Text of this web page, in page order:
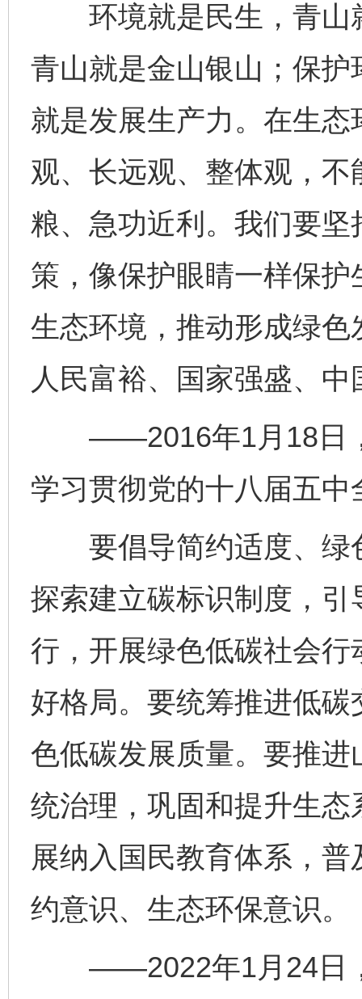
环境就是民生，青山
青山就是金山银山；保
就是发展生产力。在生
观、长远观、整体观，
粮、急功近利。我们要
策，像保护眼睛一样保
生态环境，推动形成绿
人民富裕、国家强盛、中
——2016年1月18日，
学习贯彻党的十八届五
要倡导简约适度、绿
探索建立碳标识制度，
行，开展绿色低碳社会
好格局。要统筹推进低
色低碳发展质量。要推
统治理，巩固和提升生
展纳入国民教育体系，普
约意识、生态环保意识。
——2022年1月24日，